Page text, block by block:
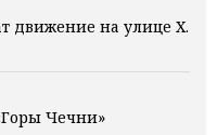
движение на улице Х.
Чечни»